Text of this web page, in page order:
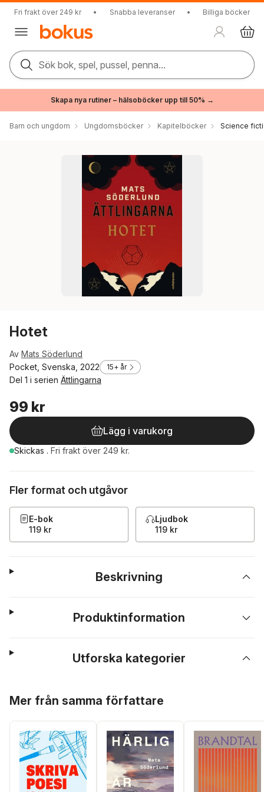
Fri frakt över 249 kr • Snabba leveranser • Billiga böcker
Sök bok, spel, pussel, penna...
Skapa nya rutiner – hälsoböcker upp till 50% →
Barn och ungdom Ungdomsböcker Kapitelböcker Science
Hotet
Av Mats Söderlund
Pocket, Svenska, 2022
15+ år
Del 1 i serien Ättlingarna
99 kr
Lägg i varukorg
Skickas . Fri frakt över 249 kr.
Fler format och utgåvor
E-bok
119 kr
Ljudbok
119 kr
Beskrivning
Produktinformation
Utforska kategorier
Mer från samma författare